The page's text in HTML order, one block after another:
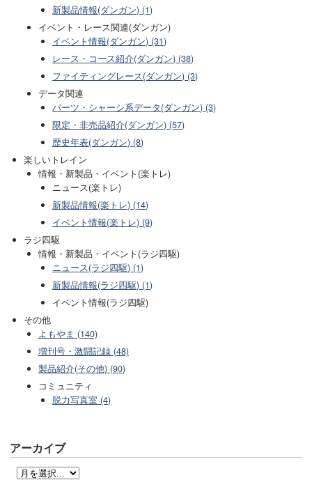
新製品情報(ダンガン) (1)
イベント・レース関連(ダンガン)
イベント情報(ダンガン) (31)
レース・コース紹介(ダンガン) (38)
ファイティングレース(ダンガン) (3)
データ関連
パーツ・シャーシ系データ(ダンガン) (3)
限定・非売品紹介(ダンガン) (57)
歴史年表(ダンガン) (8)
楽しいトレイン
情報・新製品・イベント(楽トレ)
ニュース(楽トレ)
新製品情報(楽トレ) (14)
イベント情報(楽トレ) (9)
ラジ四駆
情報・新製品・イベント(ラジ四駆)
ニュース(ラジ四駆) (1)
新製品情報(ラジ四駆) (1)
イベント情報(ラジ四駆)
その他
よもやま (140)
増刊号・激闘記録 (48)
製品紹介(その他) (90)
コミュニティ
脱力写真室 (4)
アーカイブ